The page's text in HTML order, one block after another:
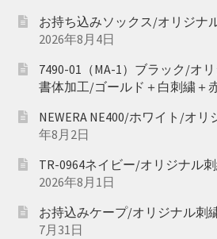
お持ち込みソックス/オリジナ
2026年8月4日
7490-01（MA-1）ブラック/オ
書体加工/ゴールド＋白刺繍＋
NEWERA NE400/ホワイト/オ
年8月2日
TR-0964ネイビー/オリジナル
2026年8月1日
お持込みケープ/オリジナル刺
7月31日